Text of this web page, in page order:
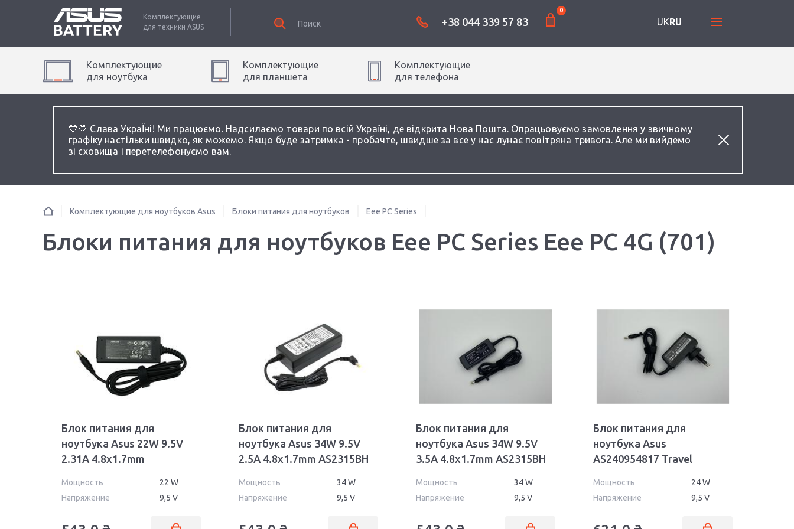
💙💛 Слава УкраЇні! Ми працюємо. Надсилаємо товари по всій Україні, де відкрита Нова Пошта. Опрацьовуємо замовлення у звичному
графіку настільки швидко, як можемо. Якщо буде затримка - пробачте, швидше за все у нас лунає повітряна тривога. Але ми вийдемо
зі сховища і перетелефонуємо вам.
Комплектующие
для техники ASUS +38 044 339 57 83
0
UKRU
Комплектующие
для ноутбука
Комплектующие
для планшета
Комплектующие
для телефона
Комплектующие для ноутбуков Asus Блоки питания для ноутбуков Eee PC Series
Блоки питания для ноутбуков Eee PC Series Eee PC 4G (701)
Блок питания для
ноутбука Asus 22W 9.5V
2.31A 4.8x1.7mm
Мощность
22 W
Напряжение
9,5 V
Блок питания для
ноутбука Asus 34W 9.5V
2.5A 4.8x1.7mm AS2315BH
Мощность
34 W
Напряжение
9,5 V
Блок питания для
ноутбука Asus 34W 9.5V
3.5A 4.8x1.7mm AS2315BH
Мощность
34 W
Напряжение
9,5 V
Блок питания для
ноутбука Asus
AS240954817 Travel
4.8x1.7mm OEM
Мощность
24 W
Напряжение
9,5 V